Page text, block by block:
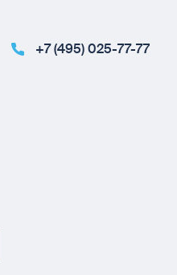
+7 (495) 025-77-77